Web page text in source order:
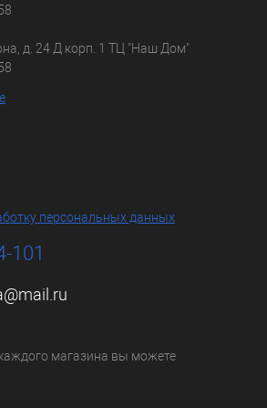
д. 24 Д корп. 1 ТЦ "Наш Дом"
персональных данных
101
магазина вы можете